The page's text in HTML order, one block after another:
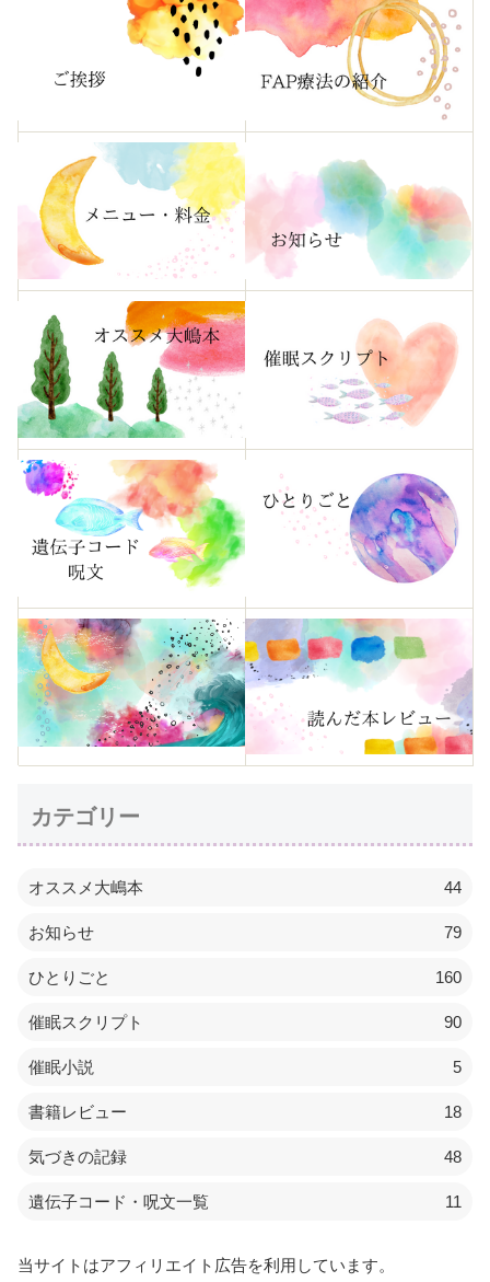
カテゴリー
オススメ大嶋本 44
お知らせ 79
ひとりごと 160
催眠スクリプト 90
催眠小説 5
書籍レビュー 18
気づきの記録 48
遺伝子コード・呪文一覧 11
当サイトはアフィリエイト広告を利用しています。